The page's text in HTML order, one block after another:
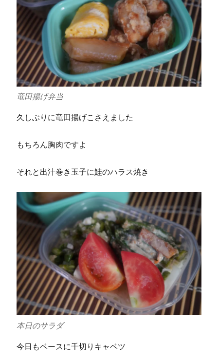
竜田揚げ弁当
久しぶりに竜田揚げこさえました
もちろん胸肉ですよ
それと出汁巻き玉子に鮭のハラス焼き
本日のサラダ
今日もベースに千切りキャベツ